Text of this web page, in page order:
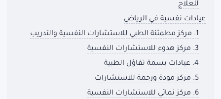
للعلاج
عيادات نفسية في الرياض
1. مركز مطمئنة الطبي للاستشارات النفسية والتدريب
3. مركز هدوء للاستشارات النفسية
4. عيادات بسمة تفاؤل الطبية
5. مركز مودة ورحمة للاستشارات
6. مركز نمائي للاستشارات النفسية